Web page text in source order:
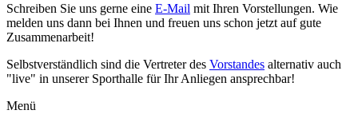
Schreiben Sie uns gerne eine E-Mail mit Ihren Vorstellungen. Wie
melden uns dann bei Ihnen und freuen uns schon jetzt auf gute
Zusammenarbeit!
Selbstverständlich sind die Vertreter des Vorstandes alternativ auch
"live" in unserer Sporthalle für Ihr Anliegen ansprechbar!
Menü